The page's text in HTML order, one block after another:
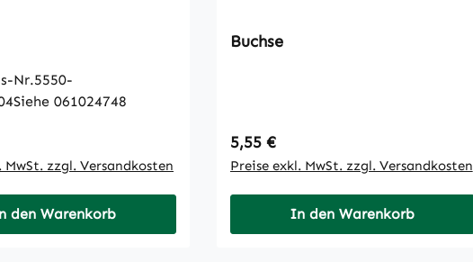
Nr.5550-
061024748
MwSt. zzgl. Versandkosten
den Warenkorb
Buchse
Regulärer Preis:
5,55 €
Preise exkl. MwSt. zzgl. Versandkosten
In den Warenkorb